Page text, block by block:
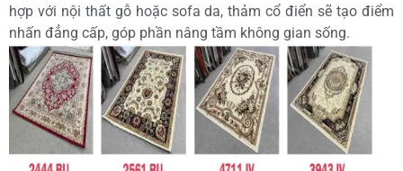
hợp với nội thất gỗ hoặc sofa da, thảm cổ điển sẽ tạo điểm
nhấn đẳng cấp, góp phần nâng tầm không gian sống.